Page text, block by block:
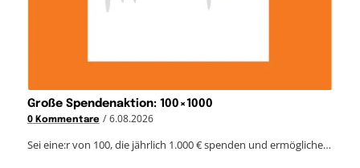
Große Spendenaktion: 100×1000
0 Kommentare / 6.08.2026
Sei eine:r von 100, die jährlich 1.000 € spenden und ermögliche…